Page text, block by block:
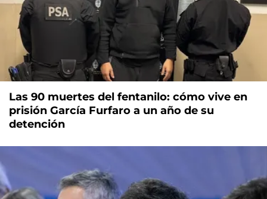
Las 90 muertes del fentanilo: cómo vive en
prisión García Furfaro a un año de su
detención